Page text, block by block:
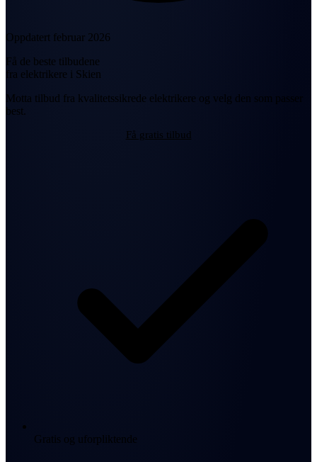
Oppdatert februar 2026
Få de beste tilbudene
fra elektrikere i Skien
Motta tilbud fra kvalitetssikrede elektrikere og velg den som passer
best.
Få gratis tilbud
Gratis og uforpliktende